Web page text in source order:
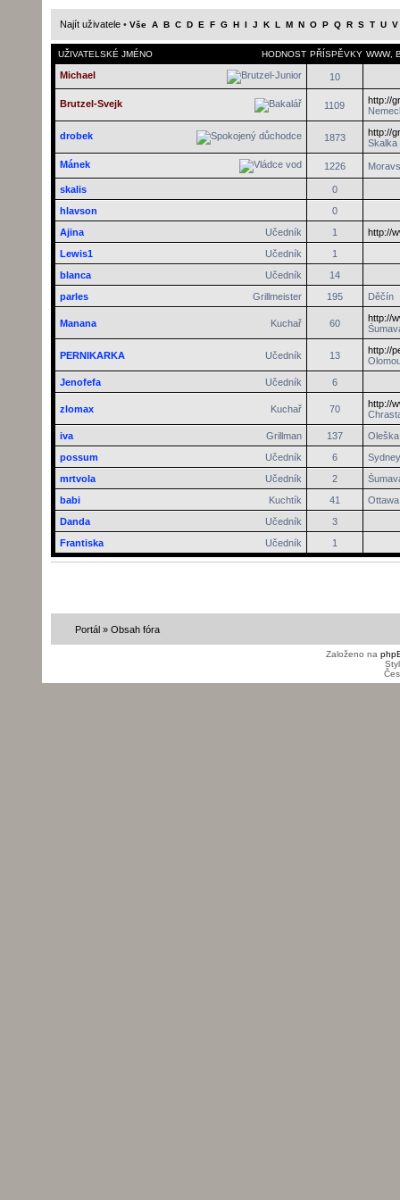
Najít uživatele• Vše A B C D E F G H I J K L M N O P Q R S T U V
HODNOST
UŽIVATELSKÉ JMÉNO PŘÍSPĚVKY WWW,
Michael 10
Brutzel-Svejk 1109
http://
drobek 1873
http://
Skalka
Mánek
1226
skalis
0
hlavson
0
Učedník
Ajina 1
http://
Učedník
Lewis1
1
Učedník
blanca
14
Grillmeister
parles 195 Děčín
Kuchař
Manana 60
http://
Učedník
PERNIKARKA 13
http://
Učedník
Jenofefa 6
Kuchař
zlomax 70
http://
Grillman
iva 137
Učedník
possum 6
Sydney
Učedník
mrtvola 2
Kuchtík
babi 41
Ottawa
Učedník
Danda
3
Učedník
Frantiska 1
Portál» Obsah fóra
Založeno na